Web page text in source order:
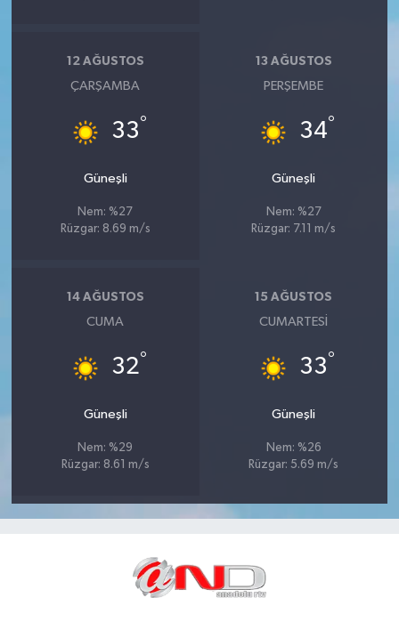
12 AĞUSTOS
ÇARŞAMBA
33°
Güneşli
Nem: %27
Rüzgar: 8.69 m/s
13 AĞUSTOS
PERŞEMBE
34°
Güneşli
Nem: %27
Rüzgar: 7.11 m/s
14 AĞUSTOS
CUMA
32°
Güneşli
Nem: %29
Rüzgar: 8.61 m/s
15 AĞUSTOS
CUMARTESI
33°
Güneşli
Nem: %26
Rüzgar: 5.69 m/s